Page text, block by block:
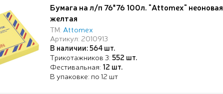
Бумага на л/п 76*76 100л. "Attomex" неоновая
желтая
ТМ: Attomex
Артикул: 2010913
В наличии: 564 шт.
Трикотажников 3:552 шт.
Фестивальная: 12 шт.
В упаковке: по 12 шт